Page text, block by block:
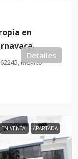
en
México
Detalles
EN VENTA APARTADA